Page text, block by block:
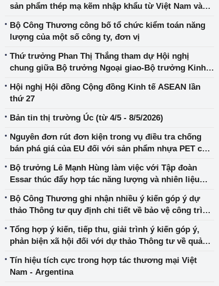
sản phẩm thép mạ kẽm nhập khẩu từ Việt Nam và
Bộ Công Thương công bố tổ chức kiểm toán năng
lượng của một số công ty, đơn vị
Thứ trưởng Phan Thị Thắng tham dự Hội nghị
chung giữa Bộ trưởng Ngoại giao-Bộ trưởng Kinh
Hội nghị Hội đồng Cộng đồng Kinh tế ASEAN lần
thứ 27
Bản tin thị trường Úc (từ 4/5 - 8/5/2026)
Nguyên đơn rút đơn kiện trong vụ điều tra chống
bán phá giá của EU đối với sản phẩm nhựa PET của
Bộ trưởng Lê Mạnh Hùng làm việc với Tập đoàn
Essar thúc đẩy hợp tác năng lượng và nhiên liệu
Bộ Công Thương ghi nhận nhiều ý kiến góp ý dự
thảo Thông tư quy định chi tiết về bảo vệ công trình
Tổng hợp ý kiến, tiếp thu, giải trình ý kiến góp ý,
phản biện xã hội đối với dự thảo Thông tư về quản
Tín hiệu tích cực trong hợp tác thương mại Việt
Nam - Argentina